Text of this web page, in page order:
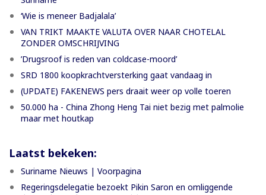
‘Wie is meneer Badjalala’
VAN TRIKT MAAKTE VALUTA OVER NAAR CHOTELAL
ZONDER OMSCHRIJVING
’Drugsroof is reden van coldcase-moord’
SRD 1800 koopkrachtversterking gaat vandaag in
(UPDATE) FAKENEWS pers draait weer op volle toeren
50.000 ha - China Zhong Heng Tai niet bezig met palmolie
maar met houtkap
Laatst bekeken:
Suriname Nieuws | Voorpagina
Regeringsdelegatie bezoekt Pikin Saron en omliggende